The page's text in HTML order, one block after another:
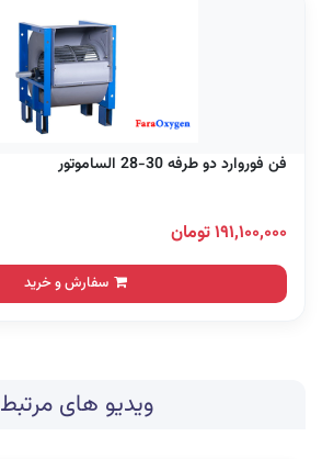
فن فوروارد دو طرفه 30-28 الساموتور
۱۹۱,۱۰۰,۰۰۰ تومان
سفارش و خرید
ویدیو های مرتبط